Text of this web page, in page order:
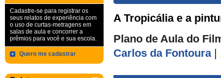
Cadastre-se para registrar os
seus relatos de experiência com
o uso de curtas-metragens em
salas de aula e concorrer a
prêmios para você e sua escola.
Quero me cadastrar
A Tropicália e a
Plano de Aula do
Carlos da Fontoura